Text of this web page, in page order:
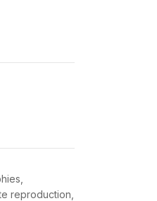
reproduction,